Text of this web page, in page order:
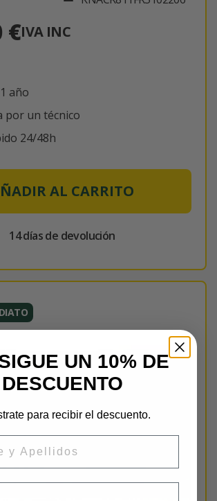
€IVA INC
año
por un técnico
24/48h
AL CARRITO
14 días de devolución
UN 10% DE
DESCUENTO
para recibir el descuento.